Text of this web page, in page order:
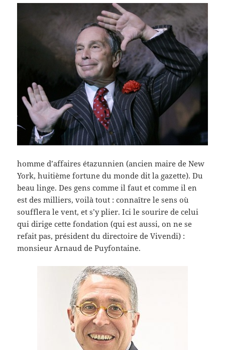
homme d’affaires étazunnien (ancien maire de New
York, huitième fortune du monde dit la gazette). Du
beau linge. Des gens comme il faut et comme il en
est des milliers, voilà tout : connaître le sens où
soufflera le vent, et s’y plier. Ici le sourire de celui
qui dirige cette fondation (qui est aussi, on ne se
refait pas, président du directoire de Vivendi) :
monsieur Arnaud de Puyfontaine.